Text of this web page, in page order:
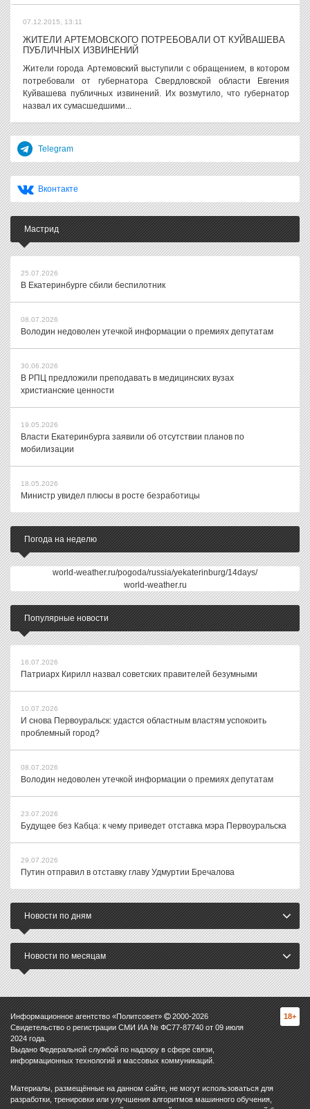
07.12.2015, 13:11
ЖИТЕЛИ АРТЕМОВСКОГО ПОТРЕБОВАЛИ ОТ КУЙВАШЕВА
ПУБЛИЧНЫХ ИЗВИНЕНИЙ
Жители города Артемовский выступили с обращением, в котором
потребовали от губернатора Свердловской области Евгения
Куйвашева публичных извинений. Их возмутило, что губернатор
назвал их сумасшедшими...
Telegram
Вконтакте
Мастрид
25.07.2026
В Екатеринбурге сбили беспилотник
08.07.2026
Володин недоволен утечкой информации о премиях депутатам
30.06.2026
В РПЦ предложили преподавать в медицинских вузах
христианские ценности
19.05.2026
Власти Екатеринбурга заявили об отсутствии планов по
мобилизации
18.05.2026
Министр увидел плюсы в росте безработицы
Погода на неделю
world-weather.ru/pogoda/russia/yekaterinburg/14days/
world-weather.ru
Популярные новости
16.07.2026
Патриарх Кирилл назвал советских правителей безумными
10.07.2026
И снова Первоуральск: удастся областным властям успокоить
проблемный город?
08.07.2026
Володин недоволен утечкой информации о премиях депутатам
23.07.2026
Будущее без Кабца: к чему приведет отставка мэра Первоуральска
29.07.2026
Путин отправил в отставку главу Удмуртии Бречалова
Новости по дням
Новости по месяцам
Информационное агентство «Политсовет» 2000-2026
Свидетельство о регистрации СМИ ИА № ФС77-87740 от 09 июля
2024 года.
Выдано Федеральной службой по надзору в сфере связи,
информационных технологий и массовых коммуникаций.
18+
Материалы, размещённые на данном сайте, не могут использоваться для
разработки, тренировки или улучшения алгоритмов машинного обучения,